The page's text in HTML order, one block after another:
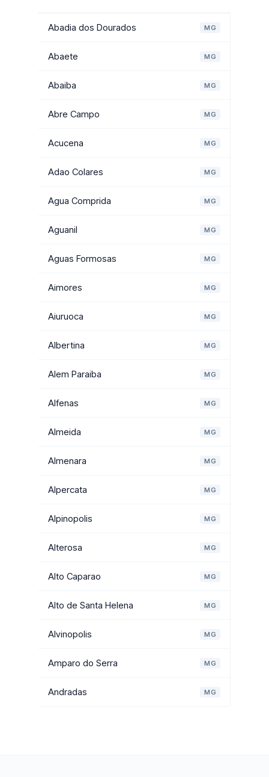
Abadia dos Dourados MG
Abaete MG
Abaiba MG
Abre Campo MG
Acucena MG
Adao Colares MG
Agua Comprida MG
Aguanil MG
Aguas Formosas MG
Aimores MG
Aiuruoca MG
Albertina MG
Alem Paraiba MG
Alfenas MG
Almeida MG
Almenara MG
Alpercata MG
Alpinopolis MG
Alterosa MG
Alto Caparao MG
Alto de Santa Helena MG
Alvinopolis MG
Amparo do Serra MG
Andradas MG